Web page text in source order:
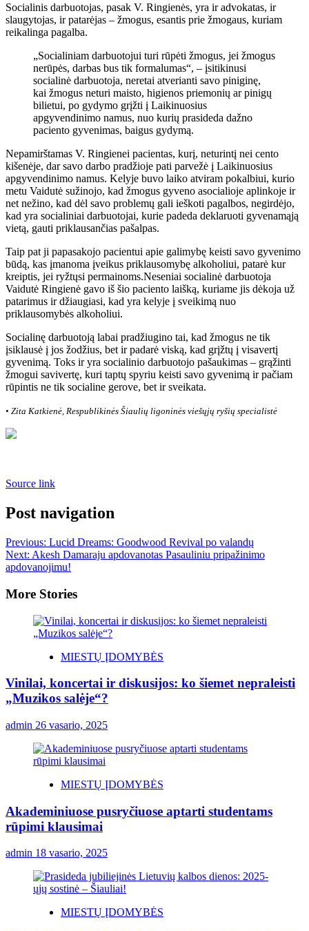
Socialinis darbuotojas, pasak V. Ringienės, yra ir advokatas, ir
slaugytojas, ir patarėjas – žmogus, esantis prie žmogaus, kuriam
reikalinga pagalba.
„Socialiniam darbuotojui turi rūpėti žmogus, jei žmogus
nerūpės, darbas bus tik formalumas“, – įsitikinusi
socialinė darbuotoja, neretai atverianti savo piniginę,
kai žmogus neturi maisto, higienos priemonių ar pinigų
bilietui, po gydymo grįžti į Laikinuosius
apgyvendinimo namus, nuo kurių prasideda dažno
paciento gyvenimas, baigus gydymą.
Nepamirštamas V. Ringienei pacientas, kurį, neturintį nei cento
kišenėje, dar savo darbo pradžioje pati parvežė į Laikinuosius
apgyvendinimo namus. Kelyje buvo laiko atviram pokalbiui, kurio
metu Vaidutė sužinojo, kad žmogus gyveno asocialioje aplinkoje ir
net nežino, kad dėl savo problemų gali ieškoti pagalbos, negirdėjo,
kad yra socialiniai darbuotojai, kurie padeda deklaruoti gyvenamąją
vietą, gauti priklausančias pašalpas.
Taip pat ji papasakojo pacientui apie galimybę keisti savo gyvenimo
būdą, kas įmanoma įveikus priklausomybę alkoholiui, patarė kur
kreiptis, jei ryžtųsi permainoms.Neseniai socialinė darbuotoja
Vaidutė Ringienė gavo iš šio paciento laišką, kuriame jis dėkoja už
patarimus ir džiaugiasi, kad yra kelyje į sveikimą nuo
priklausomybės alkoholiui.
Socialinę darbuotoją labai pradžiugino tai, kad žmogus ne tik
įsiklausė į jos žodžius, bet ir padarė viską, kad grįžtų į visavertį
gyvenimą. Toks ir yra socialinio darbuotojo pašaukimas – grąžinti
žmogui savivertę, kuri taptų spyriu keisti savo gyvenimą ir pačiam
rūpintis ne tik socialine gerove, bet ir sveikata.
• Zita Katkienė, Respublikinės Šiaulių ligoninės viešųjų ryšių specialistė
Source link
Post navigation
Previous: Lucid Dreams: Goodwood Revival po valandų
Next: Akesh Damaraju apdovanotas Pasauliniu pripažinimo
apdovanojimu!
More Stories
MIESTŲ ĮDOMYBĖS
Vinilai, koncertai ir diskusijos: ko šiemet nepraleisti
„Muzikos salėje“?
admin 26 vasario, 2025
MIESTŲ ĮDOMYBĖS
Akademiniuose pusryčiuose aptarti studentams
rūpimi klausimai
admin 18 vasario, 2025
MIESTŲ ĮDOMYBĖS